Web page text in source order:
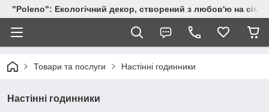
"Poleno": Екологічний декор, створений з любов'ю на
Товари та послуги Настінні годинники
Настінні годинники